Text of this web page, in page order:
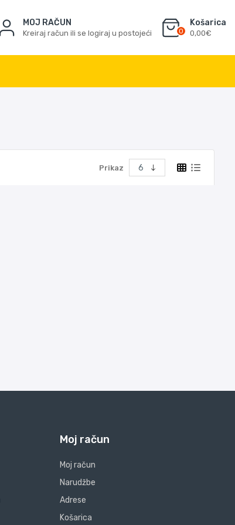
MOJ RAČUN
Kreiraj račun ili se logiraj u postojeći 0
Košarica
0,00€
Prikaz
Moj račun
Moj račun
Narudžbe
Adrese
Košarica